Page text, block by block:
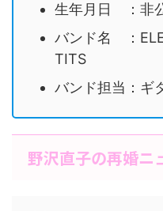
生年月日 ：非
バンド名 ：
TITS
バンド担当：ギ
野沢直子の再婚ニ